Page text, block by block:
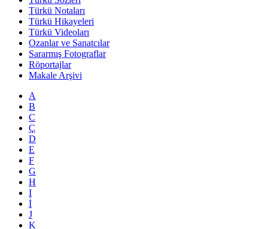
Türkü Notaları
Türkü Hikayeleri
Türkü Videoları
Ozanlar ve Sanatcılar
Sararmış Fotograflar
Röportajlar
Makale Arşivi
A
B
C
Ç
D
E
F
G
H
I
İ
J
K